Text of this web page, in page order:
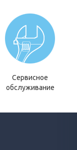
Сервисное
обслуживание